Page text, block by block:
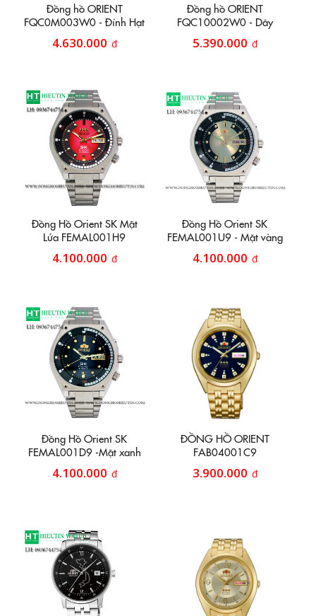
Đồng hồ ORIENT
FQC0M003W0 - Đính Hạt
4.630.000 đ
Đồng hồ ORIENT
FQC10002W0 - Dây
5.390.000 đ
Đồng Hồ Orient SK Mặt
Lửa FEMAL001H9
4.100.000 đ
Đồng Hồ Orient SK
FEMAL001U9 - Mặt vàng
4.100.000 đ
Đồng Hồ Orient SK
FEMAL001D9 -Mặt xanh
4.100.000 đ
ĐỒNG HỒ ORIENT
FAB04001C9
3.900.000 đ